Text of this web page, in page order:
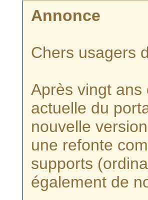
Annonce
Chers usagers
Après vingt ans
actuelle du
nouvelle
une refonte
supports
également de